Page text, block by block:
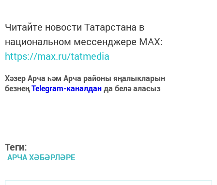
Читайте новости Татарстана в
национальном мессенджере MАХ:
https://max.ru/tatmedia
Хәзер Арча һәм Арча районы яңалыкларын
безнеңTelegram-каналданда белә аласыз
Теги:
АРЧА ХӘБӘРЛӘРЕ